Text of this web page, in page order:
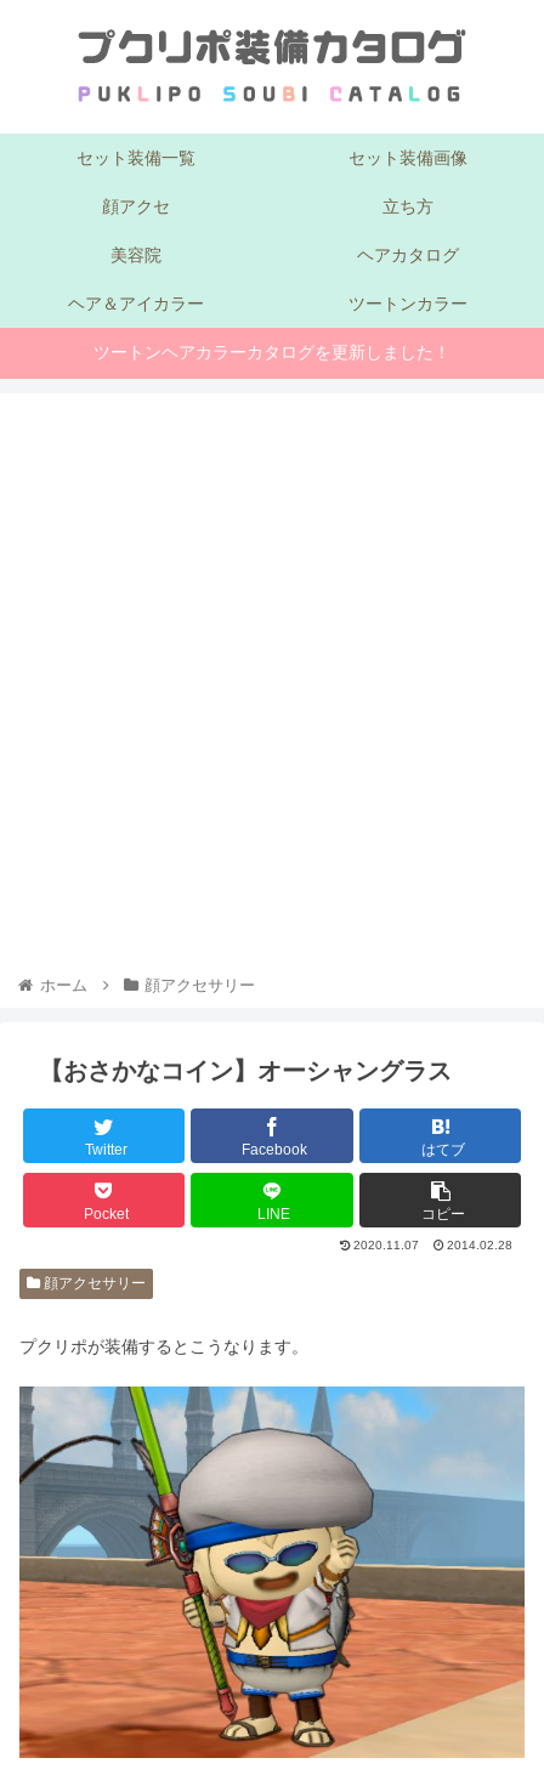
セット装備一覧 セット装備画像
顔アクセ 立ち方
美容院 ヘアカタログ
ヘア＆アイカラー ツートンカラー
ツートンヘアカラーカタログを更新しました！
ホーム 顔アクセサリー
【おさかなコイン】オーシャングラス
Twitter Facebook はてブ
Pocket LINE コピー
2020.11.07 2014.02.28
顔アクセサリー
プクリポが装備するとこうなります。